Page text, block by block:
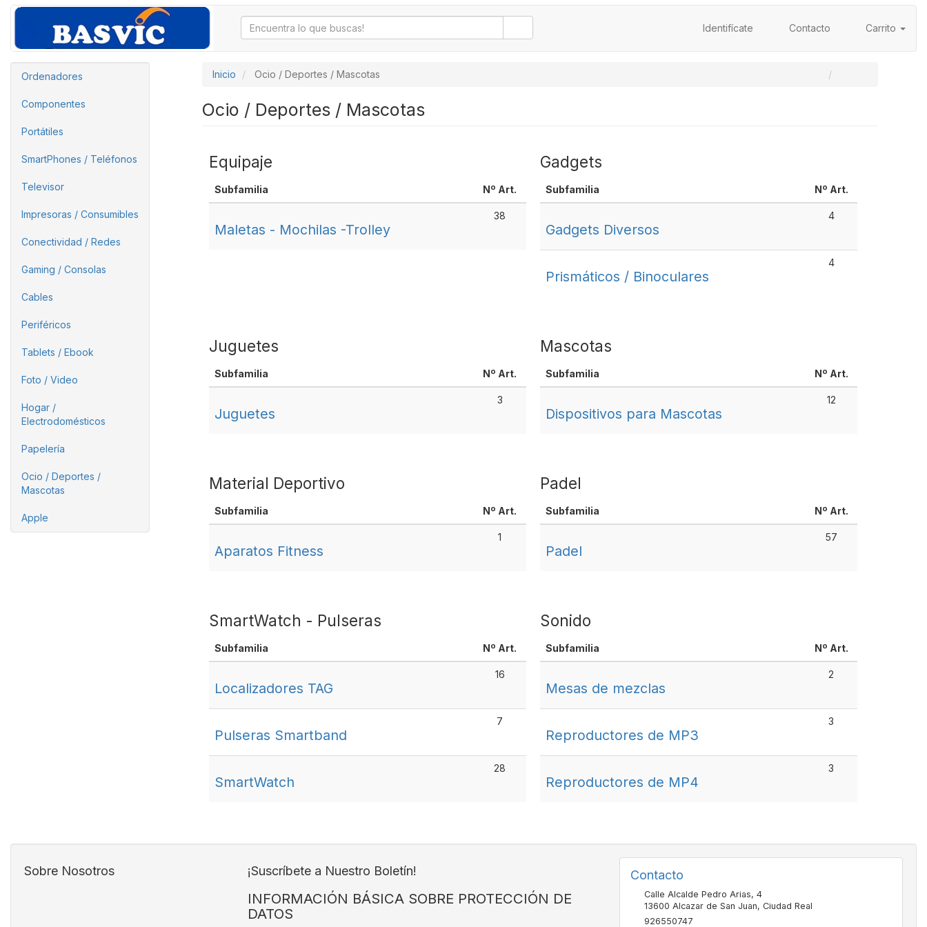
Identifícate Contacto Carrito
Ordenadores
Componentes
Portátiles
SmartPhones / Teléfonos
Televisor
Impresoras / Consumibles
Conectividad / Redes
Gaming / Consolas
Cables
Periféricos
Tablets / Ebook
Foto / Video
Hogar /
Electrodomésticos
Papelería
Ocio / Deportes /
Mascotas
Apple
Inicio Ocio / Deportes / Mascotas
Ocio / Deportes / Mascotas
Equipaje
Subfamilia Nº Art.
Maletas - Mochilas -Trolley
38
Gadgets
Subfamilia Nº Art.
Gadgets Diversos
4
Prismáticos / Binoculares
4
Juguetes
Subfamilia Nº Art.
Juguetes
3
Mascotas
Subfamilia Nº Art.
Dispositivos para Mascotas
12
Material Deportivo
Subfamilia Nº Art.
Aparatos Fitness
1
Padel
Subfamilia Nº Art.
Padel
57
SmartWatch - Pulseras
Subfamilia Nº Art.
Localizadores TAG
16
Pulseras Smartband
7
SmartWatch
28
Sonido
Subfamilia Nº Art.
Mesas de mezclas
2
Reproductores de MP3
3
Reproductores de MP4
3
Sobre Nosotros ¡Suscríbete a Nuestro Boletín!
INFORMACIÓN BÁSICA SOBRE PROTECCIÓN DE
DATOS
Contacto
Calle Alcalde Pedro Arias, 4
13600 Alcazar de San Juan, Ciudad Real
926550747